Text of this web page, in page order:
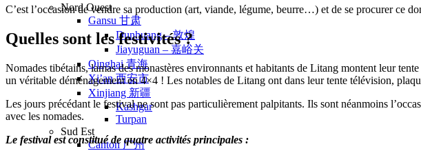
Nord Ouest
Gansu 甘肃
Dunhuang – 敦煌
Jiayuguan – 嘉峪关
Qinghai 青海
Xi’an 西安市
Xinjiang 新疆
Kashgar
Turpan
Sud Est
Canton 广州
C’est l’occasion de vendre sa production (art, viande, légume, beurre…) et de se procurer ce
Quelles sont les festivités ?
Nomades tibétains, lamas des monastères environnants et habitants de Litang montent leur
un véritable déménagement en 4×4 ! Les notables de Litang ont dans leur tente télévision,
Les jours précédant le festival ne sont pas particulièrement palpitants. Ils sont néanmoins
avec les nomades.
Le festival est constitué de quatre activités principales :